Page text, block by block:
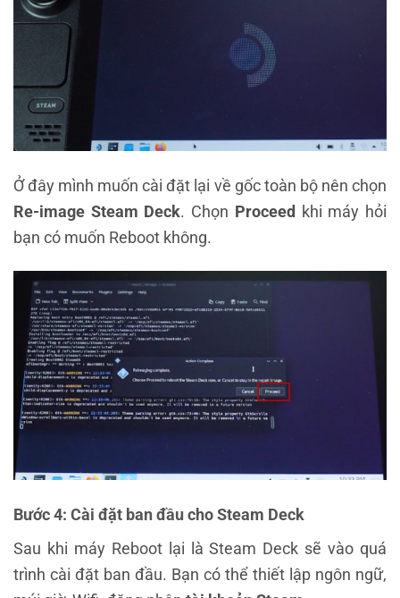
Ở đây mình muốn cài đặt lại về gốc toàn bộ nên chọn
Re-image Steam Deck. Chọn Proceed khi máy hỏi
bạn có muốn Reboot không.
Bước 4: Cài đặt ban đầu cho Steam Deck
Sau khi máy Reboot lại là Steam Deck sẽ vào quá
trình cài đặt ban đầu. Bạn có thể thiết lập ngôn ngữ,